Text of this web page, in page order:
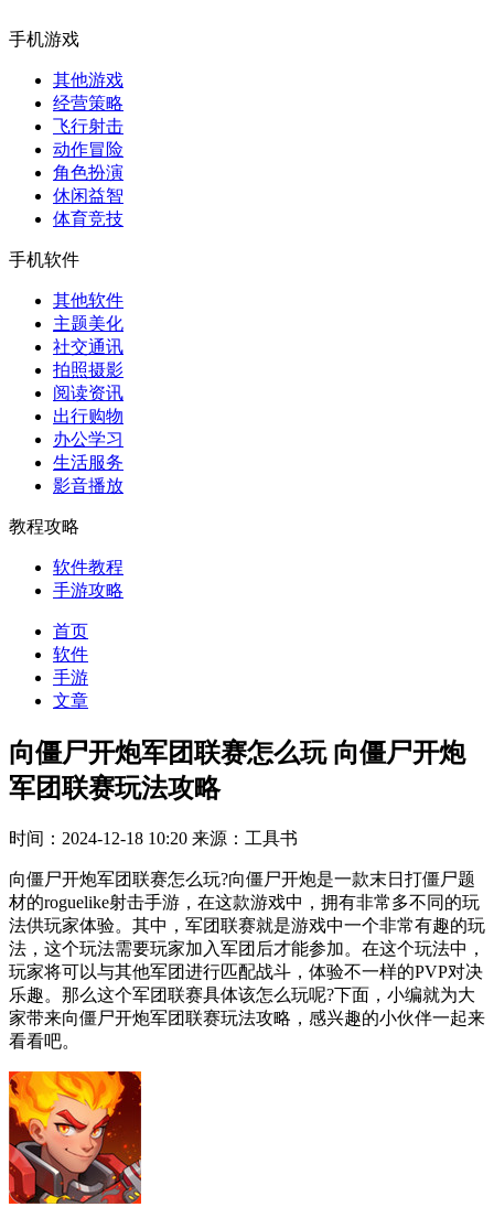
手机游戏
其他游戏
经营策略
飞行射击
动作冒险
角色扮演
休闲益智
体育竞技
手机软件
其他软件
主题美化
社交通讯
拍照摄影
阅读资讯
出行购物
办公学习
生活服务
影音播放
教程攻略
软件教程
手游攻略
首页
软件
手游
文章
向僵尸开炮军团联赛怎么玩 向僵尸开炮
军团联赛玩法攻略
时间：2024-12-18 10:20 来源：工具书
向僵尸开炮军团联赛怎么玩?向僵尸开炮是一款末日打僵尸题
材的roguelike射击手游，在这款游戏中，拥有非常多不同的玩
法供玩家体验。其中，军团联赛就是游戏中一个非常有趣的玩
法，这个玩法需要玩家加入军团后才能参加。在这个玩法中，
玩家将可以与其他军团进行匹配战斗，体验不一样的PVP对决
乐趣。那么这个军团联赛具体该怎么玩呢?下面，小编就为大
家带来向僵尸开炮军团联赛玩法攻略，感兴趣的小伙伴一起来
看看吧。